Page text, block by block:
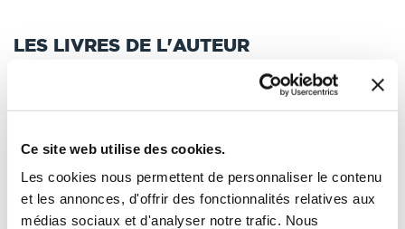
Ce site web utilise des cookies.
Les cookies nous permettent de personnaliser le contenu
et les annonces, d'offrir des fonctionnalités relatives aux
médias sociaux et d'analyser notre trafic. Nous
LES LIVRES DE L'AUTEUR
Tri